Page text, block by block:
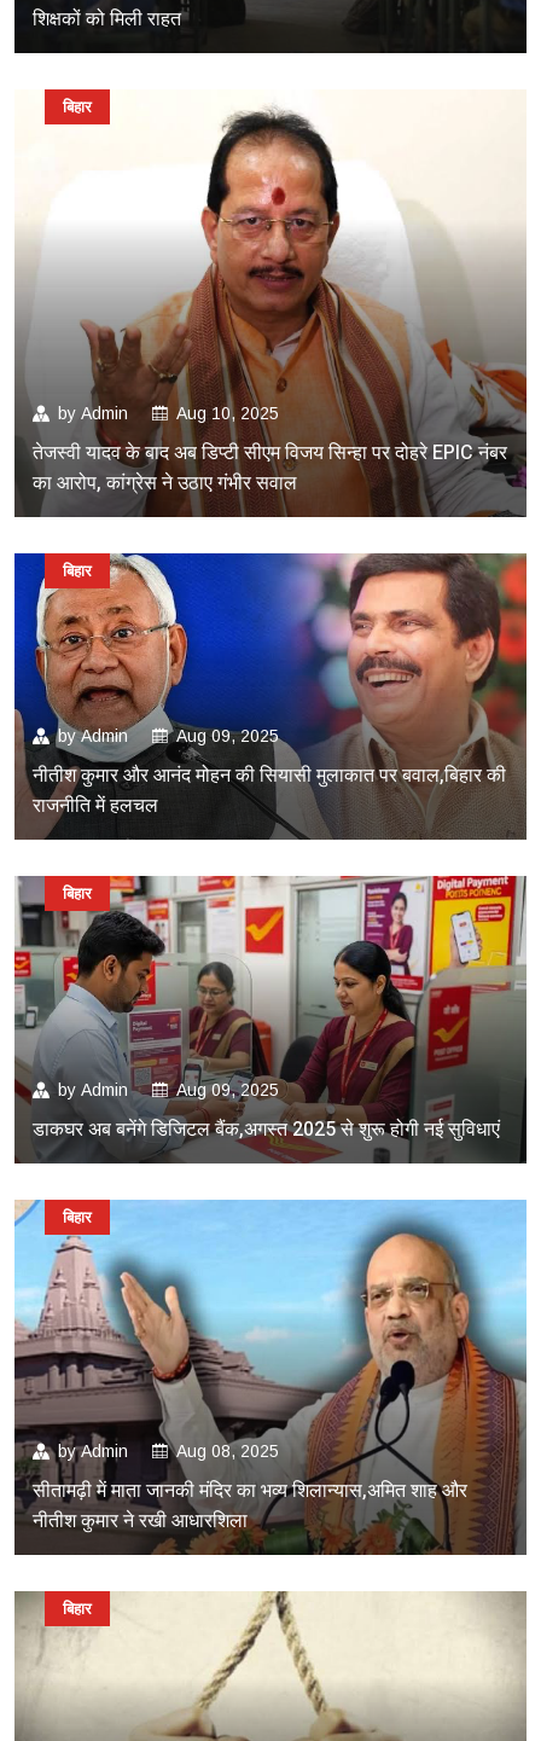
शिक्षकों को मिली राहत
by Admin Aug 10, 2025
तेजस्वी यादव के बाद अब डिप्टी सीएम विजय सिन्हा पर दोहरे EPIC नंबर
का आरोप, कांग्रेस ने उठाए गंभीर सवाल
बिहार
byAdmin Aug 09, 2025
नीतीश कुमार और आनंद मोहन की सियासी मुलाकात पर बवाल,बिहार की
राजनीति में हलचल
बिहार
by Admin Aug 09, 2025
डाकघर अब बनेंगे डिजिटल बैंक,अगस्त 2025 से शुरू होगी नई सुविधाएं
बिहार
byAdmin Aug 08, 2025
सीतामढ़ी में माता जानकी मंदिर का भव्य शिलान्यास,अमित शाह और
नीतीश कुमार ने रखी आधारशिला
बिहार
बिहार